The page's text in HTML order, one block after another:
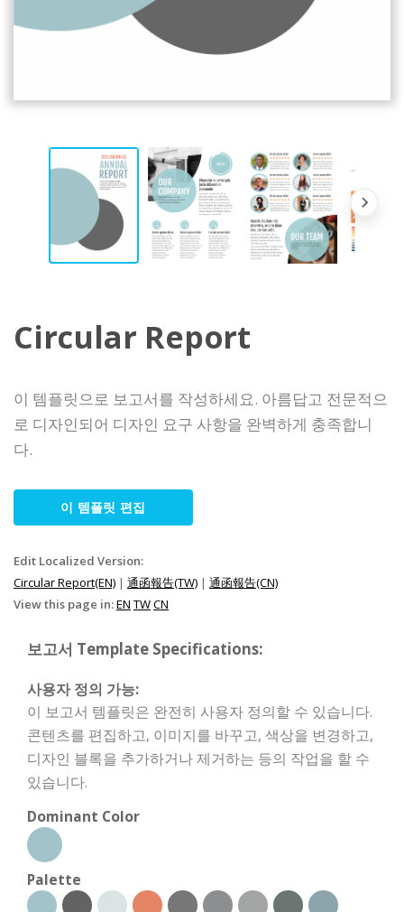
Circular Report
이 템플릿으로 보고서를 작성하세요. 아름답고 전문적으
로 디자인되어 디자인 요구 사항을 완벽하게 충족합니
다.
이 템플릿 편집
Edit Localized Version:
Circular Report(EN) | 通函報告(TW) | 通函報告(CN)
View this page in:EN TWCN
보고서 Template Specifications:
사용자 정의 가능:
이 보고서 템플릿은 완전히 사용자 정의할 수 있습니다.
콘텐츠를 편집하고, 이미지를 바꾸고, 색상을 변경하고,
디자인 블록을 추가하거나 제거하는 등의 작업을 할 수
있습니다.
Dominant Color
Palette